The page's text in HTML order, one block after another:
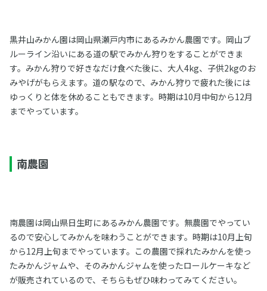
黒井山みかん園は岡山県瀬戸内市にあるみかん農園です。岡山ブ
ルーライン沿いにある道の駅でみかん狩りをすることができま
す。みかん狩りで好きなだけ食べた後に、大人4kg、子供2kgのお
みやげがもらえます。道の駅なので、みかん狩りで疲れた後には
ゆっくりと体を休めることもできます。時期は10月中旬から12月
までやっています。
南農園
南農園は岡山県日生町にあるみかん農園です。無農園でやってい
るので安心してみかんを味わうことができます。時期は10月上旬
から12月上旬までやっています。この農園で採れたみかんを使っ
たみかんジャムや、そのみかんジャムを使ったロールケーキなど
が販売されているので、そちらもぜひ味わってみてください。